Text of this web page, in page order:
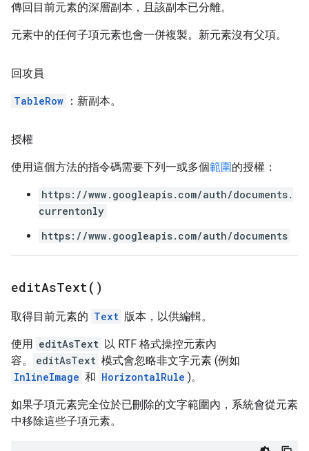
傳回目前元素的深層副本，且該副本已分離。
元素中的任何子項元素也會一併複製。新元素沒有父項。
回攻員
TableRow ：新副本。
授權
使用這個方法的指令碼需要下列一或多個範圍的授權：
https://www.googleapis.com/auth/documents.
currentonly
https://www.googleapis.com/auth/documents
editAsText( )
取得目前元素的 Text 版本，以供編輯。
使用 editAsText 以 RTF 格式操控元素內
容。
editAsText 模式會忽略非文字元素 (例如
InlineImage 和 HorizontalRule )。
如果子項元素完全位於已刪除的文字範圍內，系統會從元素
中移除這些子項元素。